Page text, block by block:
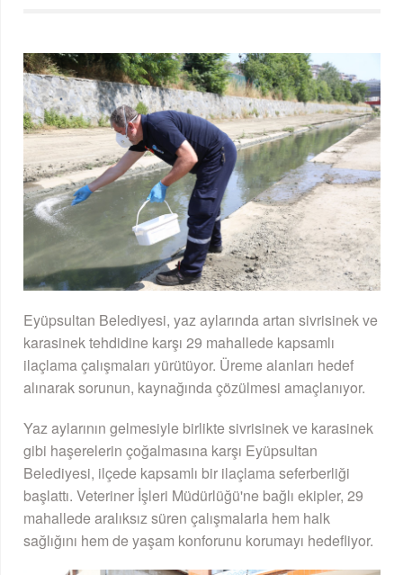
Eyüpsultan Belediyesi, yaz aylarında artan sivrisinek ve
karasinek tehdidine karşı 29 mahallede kapsamlı
ilaçlama çalışmaları yürütüyor. Üreme alanları hedef
alınarak sorunun, kaynağında çözülmesi amaçlanıyor.
Yaz aylarının gelmesiyle birlikte sivrisinek ve karasinek
gibi haşerelerin çoğalmasına karşı Eyüpsultan
Belediyesi, ilçede kapsamlı bir ilaçlama seferberliği
başlattı. Veteriner İşleri Müdürlüğü'ne bağlı ekipler, 29
mahallede aralıksız süren çalışmalarla hem halk
sağlığını hem de yaşam konforunu korumayı hedefliyor.